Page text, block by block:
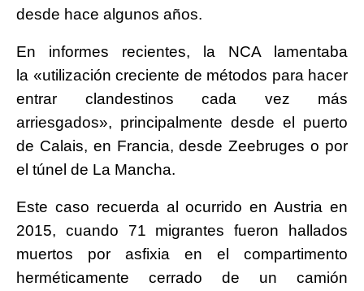
desde hace algunos años.
En informes recientes, la NCA lamentaba
la «utilización creciente de métodos para hacer
entrar clandestinos cada vez más
arriesgados», principalmente desde el puerto
de Calais, en Francia, desde Zeebruges o por
el túnel de La Mancha.
Este caso recuerda al ocurrido en Austria en
2015, cuando 71 migrantes fueron hallados
muertos por asfixia en el compartimento
herméticamente cerrado de un camión